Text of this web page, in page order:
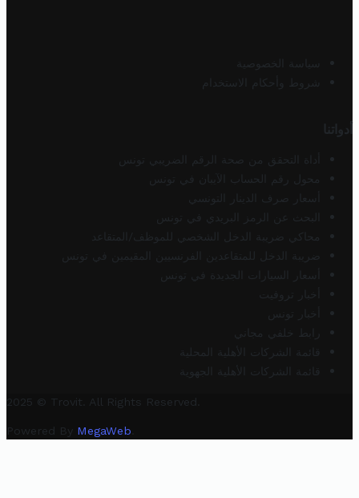
سياسة الخصوصية
شروط وأحكام الاستخدام
أدواتنا
أداة التحقق من صحة الرقم الضريبي تونس
محول رقم الحساب الآيبان في تونس
أسعار صرف الدينار التونسي
البحث عن الرمز البريدي في تونس
محاكي ضريبة الدخل الشخصي للموظف/المتقاعد
ضريبة الدخل للمتقاعدين الفرنسيين المقيمين في تونس
أسعار السيارات الجديدة في تونس
أخبار تروفيت
أخبار تونس
رابط خلفي مجاني
قائمة الشركات الأهلية المحلية
قائمة الشركات الأهلية الجهوية
2025 © Trovit. All Rights Reserved.
Powered By MegaWeb